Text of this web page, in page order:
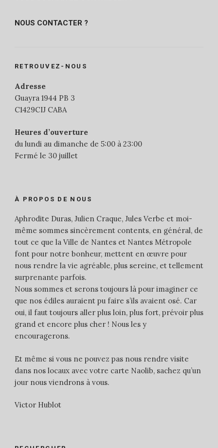
NOUS CONTACTER ?
RETROUVEZ-NOUS
Adresse
Guayra 1944 PB 3
C1429CIJ CABA
Heures d’ouverture
du lundi au dimanche de 5:00 à 23:00
Fermé le 30 juillet
À PROPOS DE NOUS
Aphrodite Duras, Julien Craque, Jules Verbe et moi-
même sommes sincèrement contents, en général, de
tout ce que la Ville de Nantes et Nantes Métropole
font pour notre bonheur, mettent en œuvre pour
nous rendre la vie agréable, plus sereine, et tellement
surprenante parfois.
Nous sommes et serons toujours là pour imaginer ce
que nos édiles auraient pu faire s’ils avaient osé. Car
oui, il faut toujours aller plus loin, plus fort, prévoir plus
grand et encore plus cher ! Nous les y
encouragerons.
Et même si vous ne pouvez pas nous rendre visite
dans nos locaux avec votre carte Naolib, sachez qu’un
jour nous viendrons à vous.
Victor Hublot